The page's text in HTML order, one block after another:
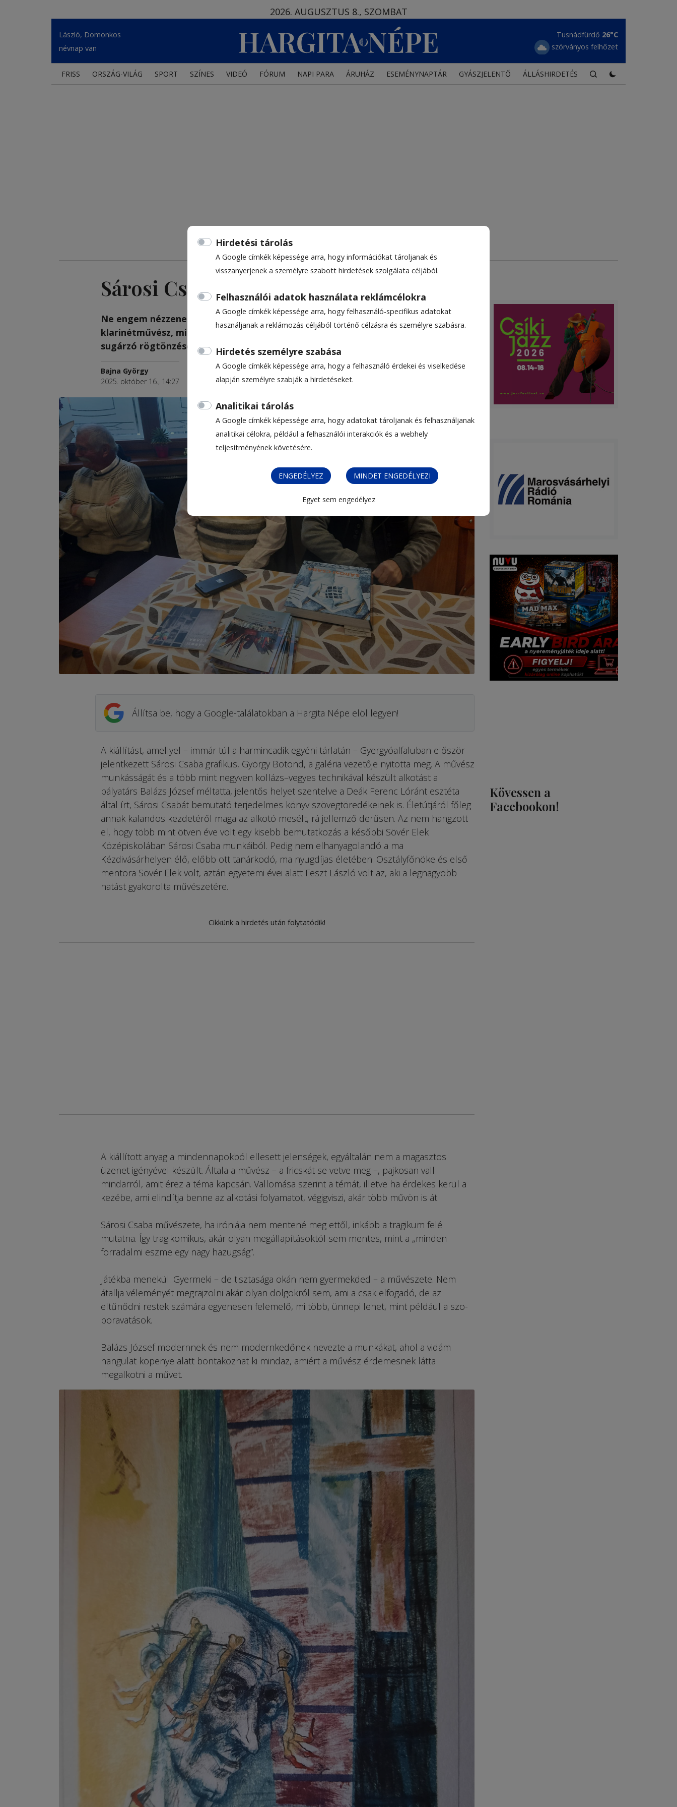
Hirdetési tárolás
A Google címkék képessége arra, hogy információkat tároljanak és
visszanyerjenek a személyre szabott hirdetések szolgálata céljából.
Felhasználói adatok használata reklámcélokra
A Google címkék képessége arra, hogy felhasználó-specifikus adatokat
használjanak a reklámozás céljából történő célzásra és személyre szabásra.
Hirdetés személyre szabása
A Google címkék képessége arra, hogy a felhasználó érdekei és viselkedése
alapján személyre szabják a hirdetéseket.
Analitikai tárolás
A Google címkék képessége arra, hogy adatokat tároljanak és felhasználjanak
analitikai célokra, például a felhasználói interakciók és a webhely
teljesítményének követésére.
ENGEDÉLYEZ MINDET ENGEDÉLYEZI
Egyet sem engedélyez
2026. AUGUSZTUS 8., SZOMBAT
László, Domonkos
névnap van
Székelykeresztúr 29°C
tiszta égbolt
FRISS ORSZÁG-VILÁG SPORT SZÍNES VIDEÓ FÓRUM NAPI PARA ÁRUHÁZ ESEMÉNYNAPTÁR GYÁSZJELENTŐ ÁLLÁSHIRDETÉS
Sárosi Csaba hazaérkezése
Ne engem nézzenek, ha­nem a képeket – mondta Madarász Emese Adél
klarinétművész, mielőtt múlt vasárnap délután a képekhez illő, azok hangulatából
sugárzó rögtönzését előadta volna a gyergyóalfalvi Új Galériában.
Bajna György
2025. október 16., 14:27
Állítsa be, hogy a Google-találatokban a Hargita Népe elöl legyen!
A kiállítást, amellyel – im­már túl a harmincadik egyéni tárlatán – Gyergyóalfaluban elő­ször
jelentkezett Sárosi Csa­ba grafikus, György Botond, a galéria vezetője nyitotta meg. A művész
munkásságát és a több mint negyven kollázs–vegyes technikával készült al­kotást a
pályatárs Balázs József méltatta, jelentős helyet szentelve a Deák Ferenc Ló­ránt esztéta
által írt, Sárosi Csabát bemutató terjedelmes könyv szövegtöredékeinek is. Életútjáról főleg
annak ka­landos kezdetéről maga az alkotó mesélt, rá jellemző de­rűsen. Az nem hangzott
el, hogy több mint ötven éve volt egy kisebb bemutatkozás a későbbi Sövér Elek
Középiskolában Sá­rosi Csaba munkáiból. Pedig nem elhanyagolandó a ma
Kézdivásárhelyen élő, előbb ott tanárkodó, ma nyugdíjas éle­tében. Osztályfőnöke és első
mentora Sövér Elek volt, aztán egyetemi évei alatt Feszt László volt az, aki a legnagyobb
hatást gyakorolta művészetére.
Cikkünk a hirdetés után folytatódik!
A kiállított anyag a min­dennapokból ellesett jelen­sé­gek, egyáltalán nem a ma­gasztos
üzenet igényével ké­­szült. Általa a művész – a fricskát se vetve meg –, paj­kosan vall
mindarról, amit érez a téma kapcsán. Vallomása szerint a témát, illetve ha érdekes kerül a
kezébe, ami elindítja benne az alkotási folyamatot, vé­gigviszi, akár több művön is át.
Sárosi Csaba művészete, ha iróniája nem mentené meg ettől, inkább a tragikum felé
mutatna. Így tragikomikus, akár olyan megállapításoktól sem mentes, mint a „minden
forradalmi eszme egy nagy hazugság”.
Játékba menekül. Gyerme­ki – de tisztasága okán nem gyermekded – a művészete. Nem
átallja véleményét meg­rajzolni akár olyan dolgokról sem, ami a csak elfogadó, de az
eltűnődni restek számára egyenesen felemelő, mi több, ünnepi lehet, mint például a szo­
boravatások.
Balázs József modernnek és nem modernkedőnek ne­vezte a munkákat, ahol a vi­dám
hangulat köpenye alatt bontakozhat ki mindaz, amiért a művész érdemesnek látta
megalkotni a művet.
Kövessen a
Facebookon!